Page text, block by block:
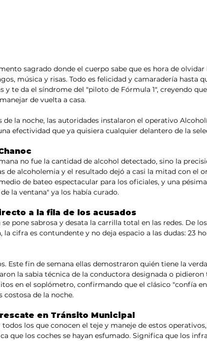
sagrado donde el cuerpo sabe que es hora de olvidar
música y risas. Todo es felicidad y camaradería hasta
y te da el síndrome del "piloto de Fórmula 1", creyendo
de vuelta a casa.
de la noche, las autoridades instalaron el operativo
efectividad que ya quisiera cualquier delantero de la
no fue la cantidad de alcohol detectado, sino la
de alcoholemia y el resultado dejó a casi la mitad con el
de bateo espectacular para los oficiales, y una
la ventana" ya los había curado.
a la fila de los acusados
pone sabrosa y desata la carrilla total en las redes. De
cifra es contundente y no deja espacio a las dudas: 23
Este fin de semana ellas demostraron quién tiene la
la sabia técnica de la conductora designada o pidieron
en el soplómetro, confirmando que el clásico "confía
costosa de la noche.
en Tránsito Municipal
los que conocen el teje y maneje de estos
que los coches se hayan esfumado. Significa que los